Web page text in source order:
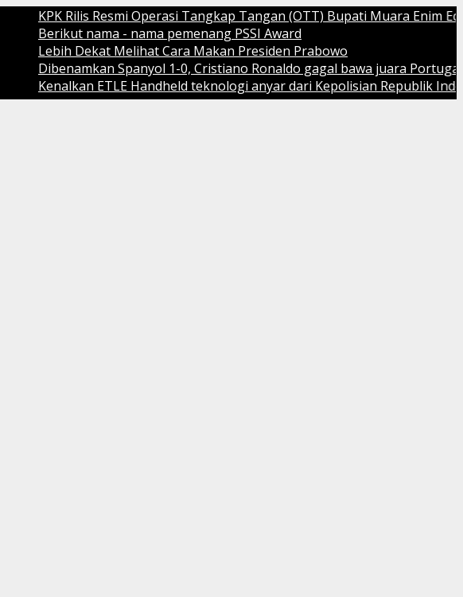
KPK Rilis Resmi Operasi Tangkap Tangan (OTT) Bupati Muara Enim Edison
Berikut nama - nama pemenang PSSI Award
Lebih Dekat Melihat Cara Makan Presiden Prabowo
Dibenamkan Spanyol 1-0, Cristiano Ronaldo gagal bawa juara Portugal
Kenalkan ETLE Handheld teknologi anyar dari Kepolisian Republik Indonesia